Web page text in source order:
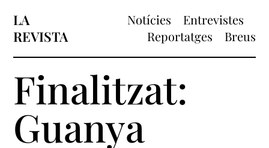
LA
REVISTA
Notícies
Entrevistes
Reportatges
Breus
Finalitzat:
Guanya